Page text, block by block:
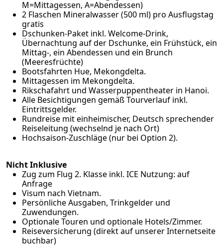
M=Mittagessen, A=Abendessen)
2 Flaschen Mineralwasser (500 ml) pro Ausflugstag
gratis
Dschunken-Paket inkl. Welcome-Drink,
Übernachtung auf der Dschunke, ein Frühstück, ein
Mittag-, ein Abendessen und ein Brunch
(Meeresfrüchte)
Bootsfahrten Hue, Mekongdelta.
Mittagessen im Mekongdelta.
Rikschafahrt und Wasserpuppentheater in Hanoi.
Alle Besichtigungen gemäß Tourverlauf inkl.
Eintrittsgelder.
Rundreise mit einheimischer, Deutsch sprechender
Reiseleitung (wechselnd je nach Ort)
Hochsaison-Zuschläge (nur bei Option 2).
Nicht Inklusive
Zug zum Flug 2. Klasse inkl. ICE Nutzung: auf
Anfrage
Visum nach Vietnam.
Persönliche Ausgaben, Trinkgelder und
Zuwendungen.
Optionale Touren und optionale Hotels/Zimmer.
Reiseversicherung (direkt auf unserer Internetseite
buchbar)